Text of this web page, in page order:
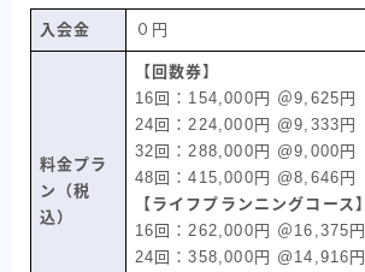
入会金 ０円
料金プラ
ン（税
込）
【回数券】
16回：154,000円 ＠9,625円
24回：224,000円 @9,333円
32回：288,000円 @9,000円
48回：415,000円 @8,646円
【ライフプランニングコース】
16回：262,000円 ＠16,375円
24回：358,000円 @14,916円